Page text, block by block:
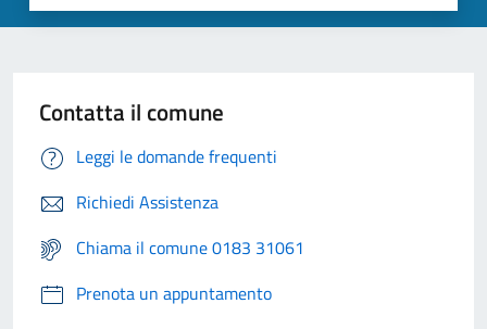
Contatta il comune
Leggi le domande frequenti
Richiedi Assistenza
Chiama il comune 0183 31061
Prenota un appuntamento